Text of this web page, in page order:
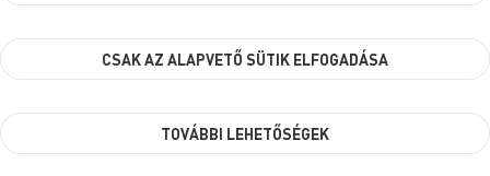
Határozat
12/2025.(II.26.) ESzB számú
határozat
23.78 kb
CSAK AZ ALAPVETŐ SÜTIK ELFOGADÁSA
TOVÁBBI LEHETŐSÉGEK